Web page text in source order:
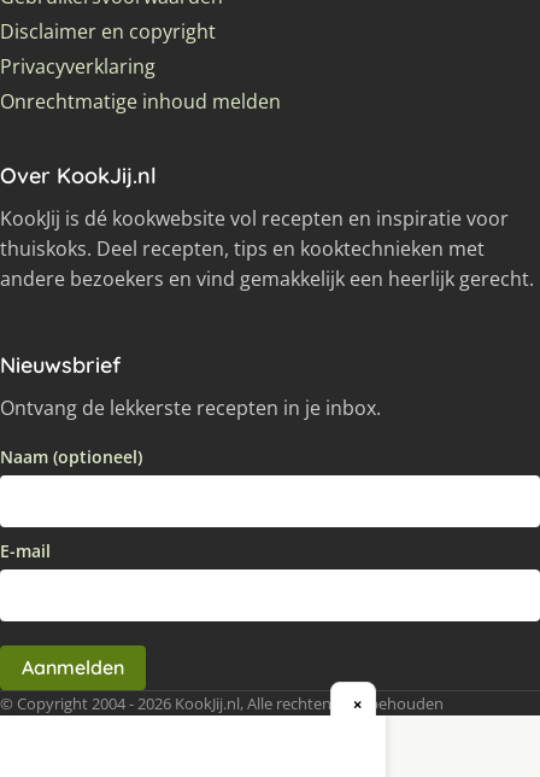
Disclaimer en copyright
Privacyverklaring
Onrechtmatige inhoud melden
Over KookJij.nl
KookJij is dé kookwebsite vol recepten en inspiratie voor
thuiskoks. Deel recepten, tips en kooktechnieken met
andere bezoekers en vind gemakkelijk een heerlijk gerecht.
Nieuwsbrief
Ontvang de lekkerste recepten in je inbox.
Naam (optioneel)
E-mail
Aanmelden
© Copyright 2004 - 2026 KookJij.nl, Alle rechten voorbehouden
×